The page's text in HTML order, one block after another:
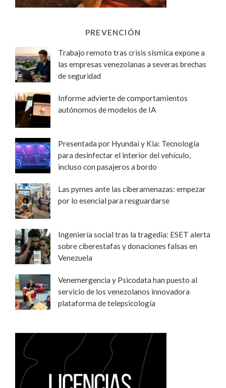
PREVENCIÓN
Trabajo remoto tras crisis sísmica expone a
las empresas venezolanas a severas brechas
de seguridad
Informe advierte de comportamientos
autónomos de modelos de IA
Presentada por Hyundai y Kia: Tecnología
para desinfectar el interior del vehículo,
incluso con pasajeros a bordo
Las pymes ante las ciberamenazas: empezar
por lo esencial para resguardarse
Ingeniería social tras la tragedia: ESET alerta
sobre ciberestafas y donaciones falsas en
Venezuela
Venemergencia y Psicodata han puesto al
servicio de los venezolanos innovadora
plataforma de telepsicología